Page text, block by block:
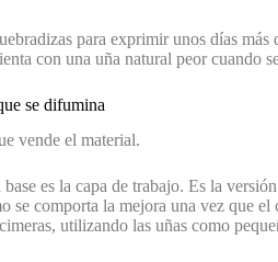
para exprimir unos días más
con una uña natural peor cuando
se difumina
vende el material.
es la capa de trabajo. Es la
se comporta la mejora una vez que
utilizando las uñas como